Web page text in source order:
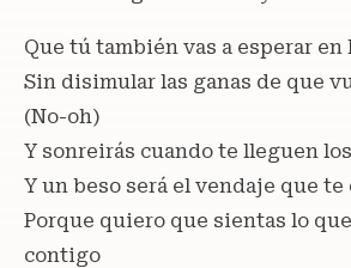
Que tú también vas a esperar en
Sin disimular las ganas de que
(No-oh)
Y sonreirás cuando te lleguen
Y un beso será el vendaje que
Porque quiero que sientas lo
contigo